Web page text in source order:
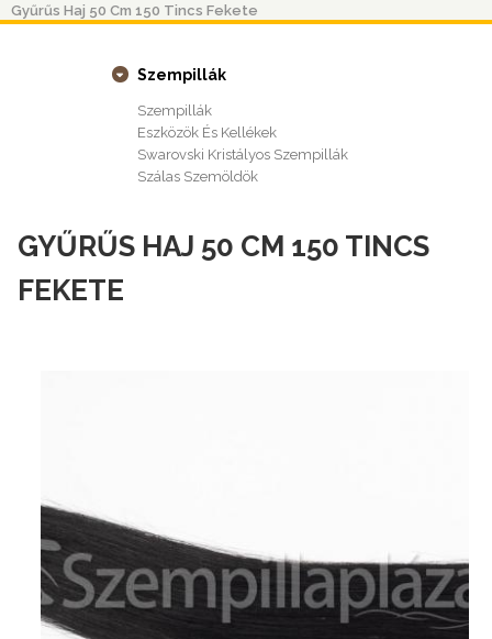
Gyűrűs Haj 50 Cm 150 Tincs Fekete
Szempillák
Szempillák
Eszközök És Kellékek
Swarovski Kristályos Szempillák
Szálas Szemöldök
GYŰRŰS HAJ 50 CM 150 TINCS
FEKETE